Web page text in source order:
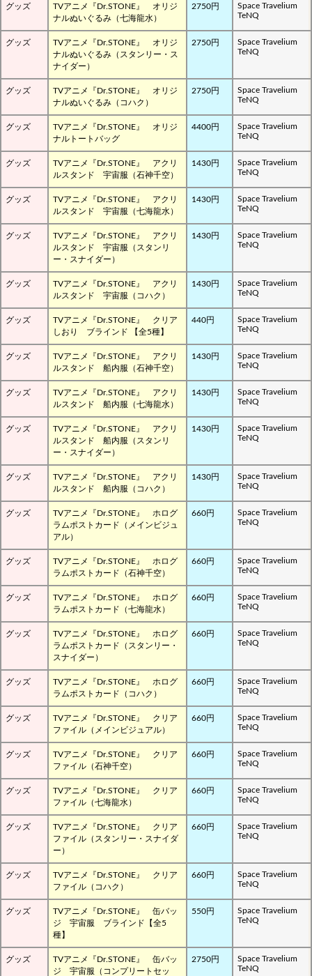
グッズ
TVアニメ『Dr.STONE』 オリジ
ナルぬいぐるみ（七海龍水）
2750円
Space Travelium
TeNQ
グッズ
TVアニメ『Dr.STONE』 オリジ
ナルぬいぐるみ（スタンリー・ス
ナイダー）
2750円
Space Travelium
TeNQ
グッズ
TVアニメ『Dr.STONE』 オリジ
ナルぬいぐるみ（コハク）
2750円
Space Travelium
TeNQ
グッズ
TVアニメ『Dr.STONE』 オリジ
ナルトートバッグ
4400円
Space Travelium
TeNQ
グッズ
TVアニメ『Dr.STONE』 アクリ
ルスタンド 宇宙服（石神千空）
1430円
Space Travelium
TeNQ
グッズ
TVアニメ『Dr.STONE』 アクリ
ルスタンド 宇宙服（七海龍水）
1430円
Space Travelium
TeNQ
グッズ
TVアニメ『Dr.STONE』 アクリ
ルスタンド 宇宙服（スタンリ
ー・スナイダー）
1430円
Space Travelium
TeNQ
グッズ
TVアニメ『Dr.STONE』 アクリ
ルスタンド 宇宙服（コハク）
1430円
Space Travelium
TeNQ
グッズ
TVアニメ『Dr.STONE』 クリア
しおり ブラインド 【全5種】
440円
Space Travelium
TeNQ
グッズ
TVアニメ『Dr.STONE』 アクリ
ルスタンド 船内服（石神千空）
1430円
Space Travelium
TeNQ
グッズ
TVアニメ『Dr.STONE』 アクリ
ルスタンド 船内服（七海龍水）
1430円
Space Travelium
TeNQ
グッズ
TVアニメ『Dr.STONE』 アクリ
ルスタンド 船内服（スタンリ
ー・スナイダー）
1430円
Space Travelium
TeNQ
グッズ
TVアニメ『Dr.STONE』 アクリ
ルスタンド 船内服（コハク）
1430円
Space Travelium
TeNQ
グッズ
TVアニメ『Dr.STONE』 ホログ
ラムポストカード（メインビジュ
アル）
660円
Space Travelium
TeNQ
グッズ
TVアニメ『Dr.STONE』 ホログ
ラムポストカード（石神千空）
660円
Space Travelium
TeNQ
グッズ
TVアニメ『Dr.STONE』 ホログ
ラムポストカード（七海龍水）
660円
Space Travelium
TeNQ
グッズ
TVアニメ『Dr.STONE』 ホログ
ラムポストカード（スタンリー・
スナイダー）
660円
Space Travelium
TeNQ
グッズ
TVアニメ『Dr.STONE』 ホログ
ラムポストカード（コハク）
660円
Space Travelium
TeNQ
グッズ
TVアニメ『Dr.STONE』 クリア
ファイル（メインビジュアル）
660円
Space Travelium
TeNQ
グッズ
TVアニメ『Dr.STONE』 クリア
ファイル（石神千空）
660円
Space Travelium
TeNQ
グッズ
TVアニメ『Dr.STONE』 クリア
ファイル（七海龍水）
660円
Space Travelium
TeNQ
グッズ
TVアニメ『Dr.STONE』 クリア
ファイル（スタンリー・スナイダ
ー）
660円
Space Travelium
TeNQ
グッズ
TVアニメ『Dr.STONE』 クリア
ファイル（コハク）
660円
Space Travelium
TeNQ
グッズ
TVアニメ『Dr.STONE』 缶バッ
ジ 宇宙服 ブラインド【全5
種】
550円
Space Travelium
TeNQ
グッズ
TVアニメ『Dr.STONE』 缶バッ
ジ 宇宙服（コンプリートセッ
2750円
Space Travelium
TeNQ